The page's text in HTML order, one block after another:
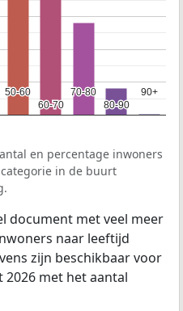
50-60
50-60
60-70
60-70
70-80
70-80
80-90
80-90
90+
90+
en percentage inwoners
in de buurt
document met veel meer
naar leeftijd
zijn beschikbaar voor
met het aantal